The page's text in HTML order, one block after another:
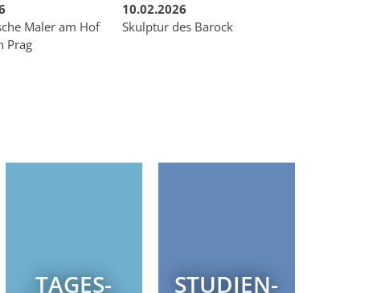
Maler am Hof
Prag
10.02.2026
Skulptur des Barock
TAGES­ STUDIEN­